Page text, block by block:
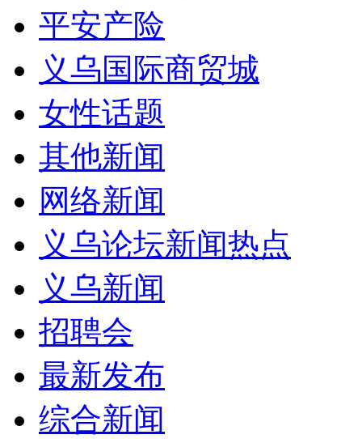
平安产险
义乌国际商贸城
女性话题
其他新闻
网络新闻
义乌论坛新闻热点
义乌新闻
招聘会
最新发布
综合新闻